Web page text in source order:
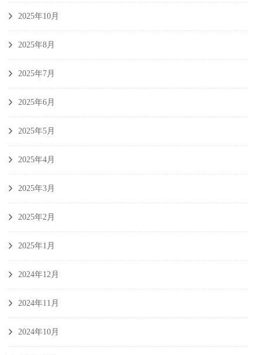
2025年10月
2025年8月
2025年7月
2025年6月
2025年5月
2025年4月
2025年3月
2025年2月
2025年1月
2024年12月
2024年11月
2024年10月